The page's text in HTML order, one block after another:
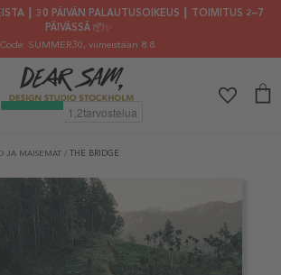
┃ 30 PÄIVÄN PALAUTUSOIKEUS ┃ TOIMITUS 2–7
PÄIVÄSSÄ 📦✨
Code: SUMMER30, viimeistään 8.8.
JA MAISEMAT / THE BRIDGE